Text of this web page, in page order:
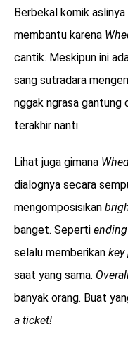
Berbekal komik
membantu karena
cantik. Meskipun ini
sang sutradara
nggak ngrasa gantung
terakhir nanti.
Lihat juga gimana
dialognya secara
mengomposisikan
banget. Seperti ending
selalu memberikan key
saat yang sama.
banyak orang. Buat
a ticket!